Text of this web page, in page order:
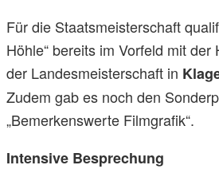
Für die Staatsmeisterschaft
Höhle“ bereits im Vorfeld mit
der Landesmeisterschaft in
Zudem gab es noch den
„Bemerkenswerte Filmgrafik“.
Intensive Besprechung